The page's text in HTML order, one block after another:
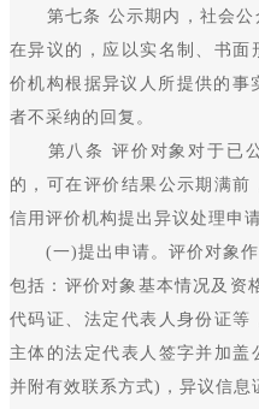
第七条 公示期内，社会公
在异议的，应以实名制、书
价机构根据异议人所提供的事
者不采纳的回复。
第八条 评价对象对于已公
的，可在评价结果公示期满前
信用评价机构提出异议处理申
(一)提出申请。评价对象作
包括：评价对象基本情况及资
代码证、法定代表人身份证等
主体的法定代表人签字并加
并附有效联系方式)，异议信息